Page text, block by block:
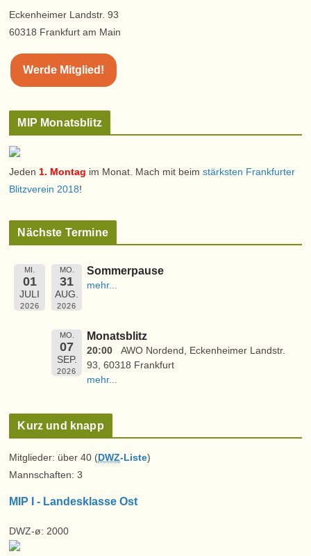
Eckenheimer Landstr. 93
60318 Frankfurt am Main
Werde Mitglied!
MIP Monatsblitz
Jeden 1. Montag im Monat. Mach mit beimstärksten Frankfurter
Blitzverein 2018!
Nächste Termine
MI.
01
JULI
2026
MO.
31
AUG.
2026
Sommerpause
mehr...
MO.
07
SEP.
2026
Monatsblitz
20:00
AWO Nordend, Eckenheimer Landstr.
93, 60318 Frankfurt
mehr...
Kurz und knapp
Mitglieder: über 40 (DWZ-Liste)
Mannschaften: 3
MIP I - Landesklasse Ost
DWZ-ø: 2000